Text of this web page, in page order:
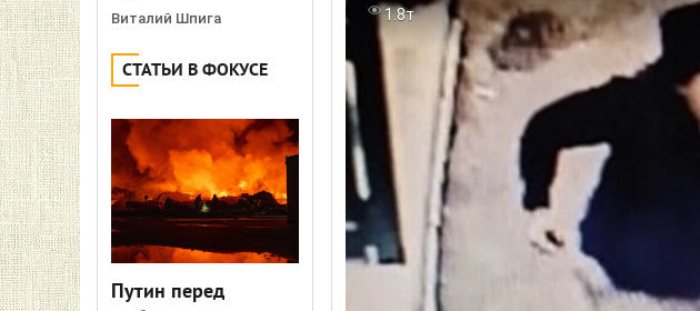
Виталий Шпига
СТАТЬИ В ФОКУСЕ
Путин перед
1.8т